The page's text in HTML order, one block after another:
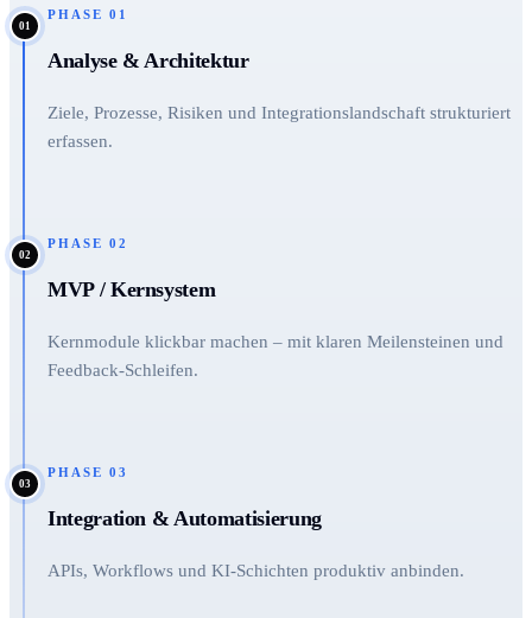
01
PHASE 01
Analyse & Architektur
Ziele, Prozesse, Risiken und Integrationslandschaft strukturiert
erfassen.
02
PHASE 02
MVP / Kernsystem
Kernmodule klickbar machen – mit klaren Meilensteinen und
Feedback-Schleifen.
03
PHASE 03
Integration & Automatisierung
APIs, Workflows und KI-Schichten produktiv anbinden.